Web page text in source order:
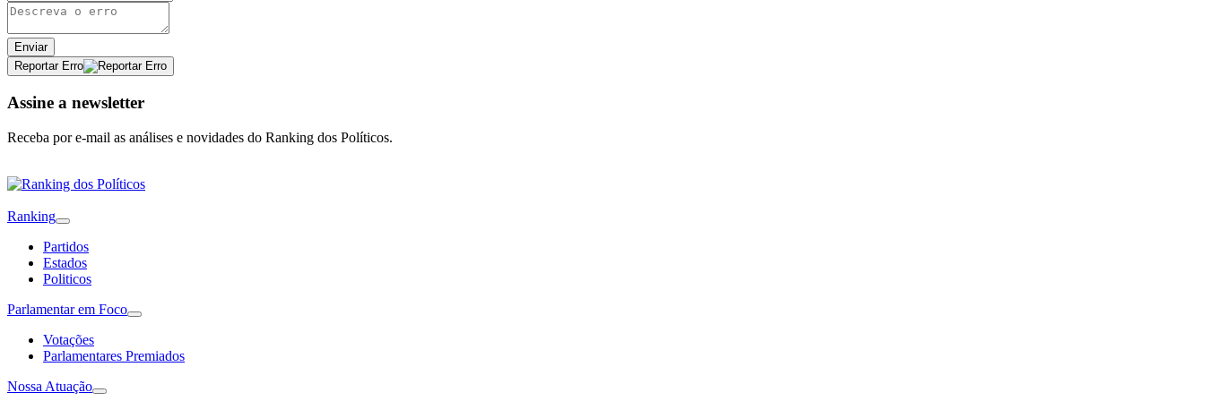
Enviar
Reportar Erro
Assine a newsletter
Receba por e-mail as análises e novidades do Ranking dos Políticos.
Ranking
Partidos
Estados
Politicos
Parlamentar em Foco
Votações
Parlamentares Premiados
Nossa Atuação